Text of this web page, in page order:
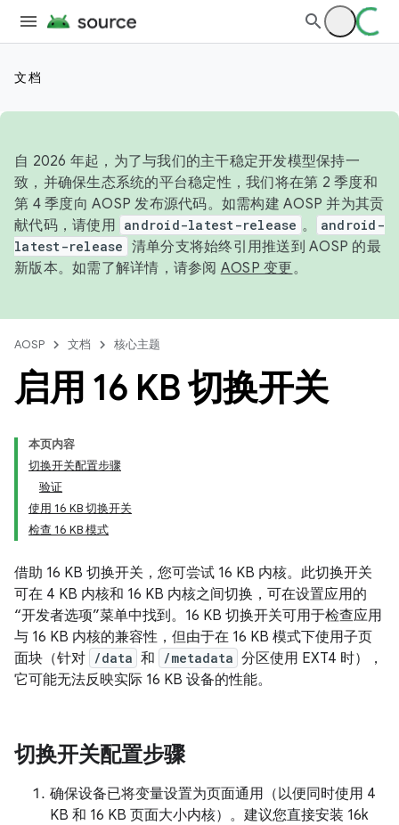
文档
自 2026 年起，为了与我们的主干稳定开发模型保持一
致，并确保生态系统的平台稳定性，我们将在第 2 季度和
第 4 季度向 AOSP 发布源代码。如需构建 AOSP 并为其贡
献代码，请使用 android-latest-release 。
android-
latest-release 清单分支将始终引用推送到 AOSP 的最
新版本。如需了解详情，请参阅 AOSP 变更。
AOSP 文档 核心主题
启用 16 KB 切换开关
本页内容
切换开关配置步骤
验证
使用 16 KB 切换开关
检查 16 KB 模式
借助 16 KB 切换开关，您可尝试 16 KB 内核。此切换开关
可在 4 KB 内核和 16 KB 内核之间切换，可在设置应用的
“开发者选项”菜单中找到。16 KB 切换开关可用于检查应用
与 16 KB 内核的兼容性，但由于在 16 KB 模式下使用子页
面块（针对 /data 和 /metadata 分区使用 EXT4 时），
它可能无法反映实际 16 KB 设备的性能。
切换开关配置步骤
确保设备已将变量设置为页面通用（以便同时使用 4
KB 和 16 KB 页面大小内核）。建议您直接安装 16k